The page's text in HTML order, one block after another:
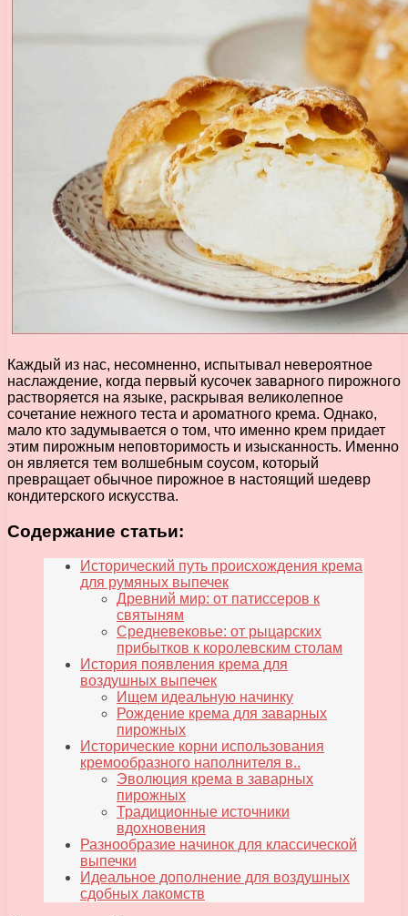
Каждый из нас, несомненно, испытывал невероятное
наслаждение, когда первый кусочек заварного пирожного
растворяется на языке, раскрывая великолепное
сочетание нежного теста и ароматного крема. Однако,
мало кто задумывается о том, что именно крем придает
этим пирожным неповторимость и изысканность. Именно
он является тем волшебным соусом, который
превращает обычное пирожное в настоящий шедевр
кондитерского искусства.
Содержание статьи:
Исторический путь происхождения крема
для румяных выпечек
Древний мир: от патиссеров к
святыням
Средневековье: от рыцарских
прибытков к королевским столам
История появления крема для
воздушных выпечек
Ищем идеальную начинку
Рождение крема для заварных
пирожных
Исторические корни использования
кремообразного наполнителя в..
Эволюция крема в заварных
пирожных
Традиционные источники
вдохновения
Разнообразие начинок для классической
выпечки
Идеальное дополнение для воздушных
сдобных лакомств